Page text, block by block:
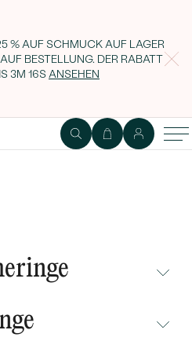
% AUF SCHMUCK AUF LAGER
BESTELLUNG. DER RABATT
3M 15S ANSEHEN